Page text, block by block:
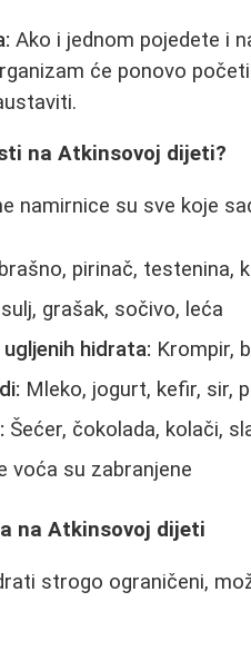
Ako i jednom pojedete i
će ponovo
na Atkinsovoj dijeti?
namirnice su sve koje
pirinač, testenina,
grašak, sočivo, leća
hidrata: Krompir,
Mleko, jogurt, kefir, sir,
Šećer, čokolada, kolači,
voća su zabranjene
na Atkinsovoj dijeti
strogo ograničeni,